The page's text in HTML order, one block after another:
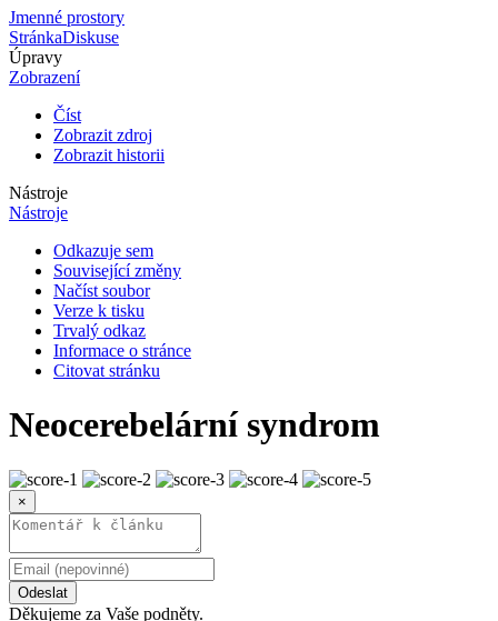
Jmenné prostory
StránkaDiskuse
Úpravy
Zobrazení
Číst
Zobrazit zdroj
Zobrazit historii
Nástroje
Nástroje
Odkazuje sem
Související změny
Načíst soubor
Verze k tisku
Trvalý odkaz
Informace o stránce
Citovat stránku
Neocerebelární syndrom
×
Odeslat
Děkujeme za Vaše podněty.